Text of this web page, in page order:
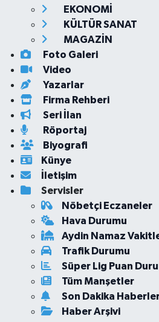
EKONOMİ
KÜLTÜR SANAT
MAGAZİN
Foto Galeri
Video
Yazarlar
Firma Rehberi
Seri İlan
Röportaj
Biyografi
Künye
İletişim
Servisler
Nöbetçi Eczaneler
Hava Durumu
Aydin Namaz
Trafik Durumu
Süper Lig Puan
Tüm Manşetler
Son Dakika
Haber Arşivi